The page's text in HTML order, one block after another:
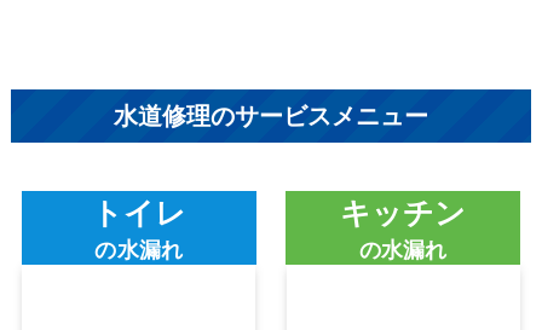
水道修理のサービスメニュー
トイレ
の水漏れ
キッチン
の水漏れ